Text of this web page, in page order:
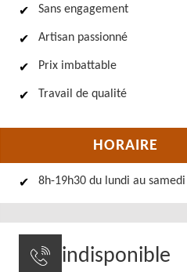
Sans engagement
Artisan passionné
Prix imbattable
Travail de qualité
HORAIRE
8h-19h30 du lundi au samedi
indisponible